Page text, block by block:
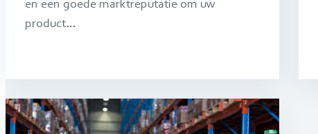
en een goede marktreputatie om uw
product…